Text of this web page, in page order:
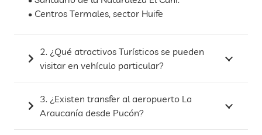
• Centros Termales, sector Huife
2. ¿Qué atractivos Turísticos se pueden
visitar en vehículo particular?
3. ¿Existen transfer al aeropuerto La
Araucanía desde Pucón?